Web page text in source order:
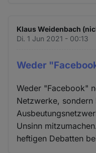
Klaus Weidenbach
Di. 1 Jun 2021 - 00:13
Weder
Weder "Facebook"
Netzwerke,
Unsinn
heftigen Debatten